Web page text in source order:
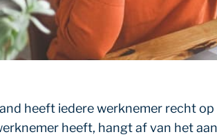
heeft iedere werknemer recht
heeft, hangt af van het